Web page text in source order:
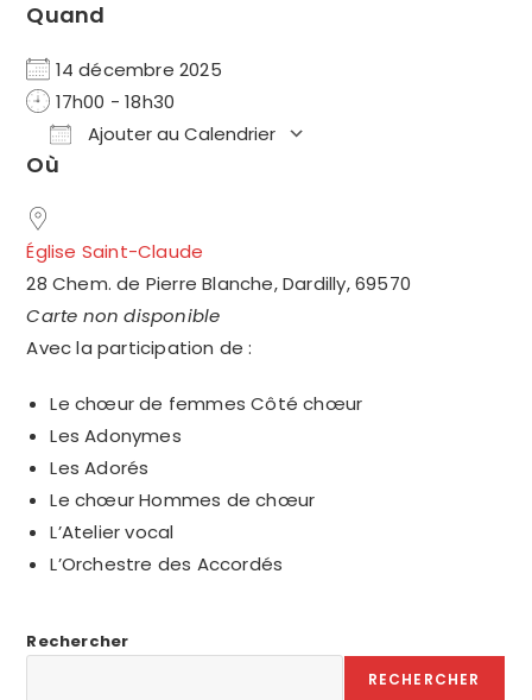
Quand
14 décembre 2025
17h00 - 18h30
Ajouter au Calendrier
Où
Église Saint-Claude
28 Chem. de Pierre Blanche, Dardilly, 69570
Carte non disponible
Avec la participation de :
Le chœur de femmes Côté chœur
Les Adonymes
Les Adorés
Le chœur Hommes de chœur
L’Atelier vocal
L’Orchestre des Accordés
Rechercher
RECHERCHER